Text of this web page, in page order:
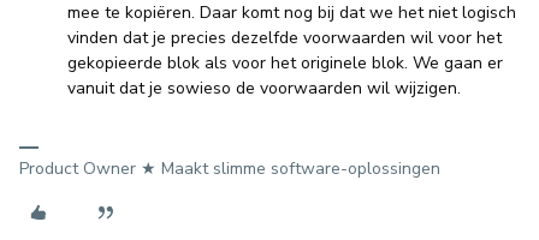
mee te kopiëren. Daar komt nog bij dat we het niet logisch
vinden dat je precies dezelfde voorwaarden wil voor het
gekopieerde blok als voor het originele blok. We gaan er
vanuit dat je sowieso de voorwaarden wil wijzigen.
Product Owner ★ Maakt slimme software-oplossingen